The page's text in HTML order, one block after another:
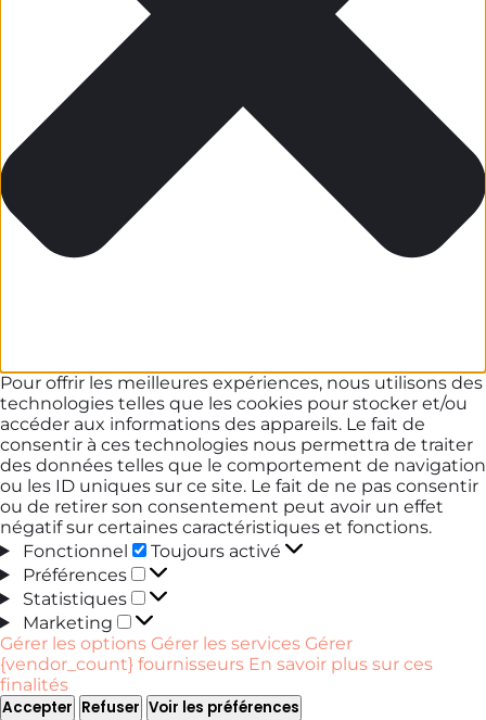
Pour offrir les meilleures expériences, nous utilisons des
technologies telles que les cookies pour stocker et/ou
accéder aux informations des appareils. Le fait de
consentir à ces technologies nous permettra de traiter
des données telles que le comportement de navigation
ou les ID uniques sur ce site. Le fait de ne pas consentir
ou de retirer son consentement peut avoir un effet
négatif sur certaines caractéristiques et fonctions.
Fonctionnel
Fonctionnel
Toujours activé
Préférences
Préférences
Statistiques
Statistiques
Marketing
Marketing
Gérer les options Gérer les services Gérer
{vendor_count} fournisseurs En savoir plus sur ces
finalités
Accepter Refuser Voir les préférences